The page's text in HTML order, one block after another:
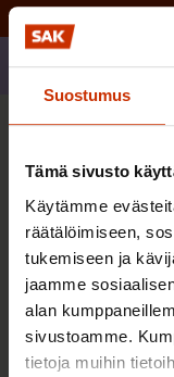
Suostumus
Tämä sivusto
Käytämme
räätälöimiseen,
tukemiseen ja
jaamme
alan
sivustoamme.
tietoja muihin
Jaa
TERVE JA HYVÄ